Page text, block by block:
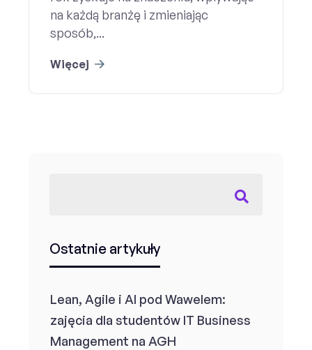
na każdą branżę i zmieniając
sposób,...
Więcej
Ostatnie artykuły
Lean, Agile i AI pod Wawelem:
zajęcia dla studentów IT Business
Management na AGH